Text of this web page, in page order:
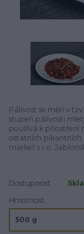
Pálivost se měří v
stupeň pálivosti
používá k přiostření
ostatních pikantních
market s.r.o.
Dostupnost
Hmotnost